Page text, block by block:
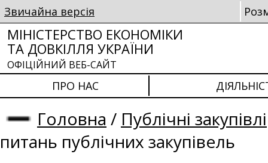
Звичайна версія
МІНІСТЕРСТВО ЕКОНОМІКИ
ТА ДОВКІЛЛЯ УКРАЇНИ
ОФІЦІЙНИЙ ВЕБ-САЙТ
ПРО НАС
Головна / Публічні закупівлі
питань публічних закупівель